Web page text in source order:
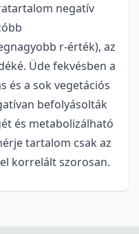
negatív
r-érték), az
Üde fekvésben a
és a sok vegetációs
befolyásolták
és metabolizálható
tartalom csak az
korrelált szorosan.